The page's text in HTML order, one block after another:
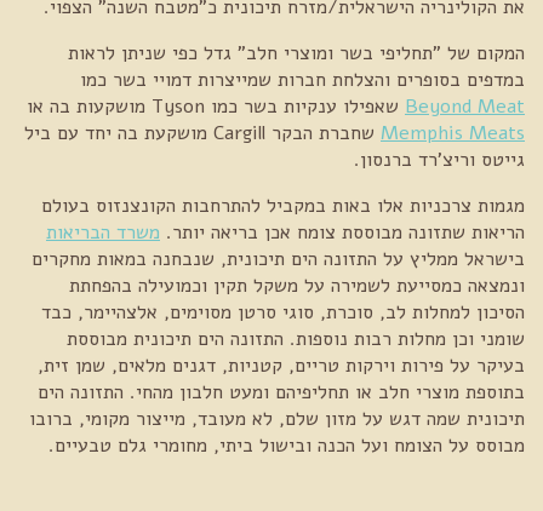
את הקולינריה הישראלית/מזרח תיכונית כ"מטבח השנה" הצפוי.
המקום של "תחליפי בשר ומוצרי חלב" גדל כפי שניתן לראות
במדפים בסופרים והצלחת חברות שמייצרות דמויי בשר כמו
Beyond Meat שאפילו ענקיות בשר כמו Tyson מושקעות בה או
Memphis Meats
שחברת הבקר Cargill מושקעת בה יחד עם ביל
גייטס וריצ'רד ברנסון.
מגמות צרכניות אלו באות במקביל להתרחבות הקונצנזוס בעולם
הריאות שתזונה מבוססת צומח אכן בריאה יותר. משרד הבריאות
בישראל ממליץ על התזונה הים תיכונית, שנבחנה במאות מחקרים
ונמצאה כמסייעת לשמירה על משקל תקין וכמועילה בהפחתת
הסיכון למחלות לב, סוכרת, סוגי סרטן מסוימים, אלצהיימר, כבד
שומני וכן מחלות רבות נוספות. התזונה הים תיכונית מבוססת
בעיקר על פירות וירקות טריים, קטניות, דגנים מלאים, שמן זית,
בתוספת מוצרי חלב או תחליפיהם ומעט חלבון מהחי. התזונה הים
תיכונית שמה דגש על מזון שלם, לא מעובד, מייצור מקומי, ברובו
מבוסס על הצומח ועל הכנה ובישול ביתי, מחומרי גלם טבעיים.